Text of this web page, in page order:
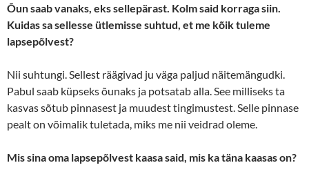
Õun saab vanaks, eks sellepärast. Kolm said korraga siin.
Kuidas sa sellesse ütlemisse suhtud, et me kõik tuleme
lapsepõlvest?
Nii suhtungi. Sellest räägivad ju väga paljud näitemängudki.
Pabul saab küpseks õunaks ja potsatab alla. See milliseks ta
kasvas sõtub pinnasest ja muudest tingimustest. Selle pinnase
pealt on võimalik tuletada, miks me nii veidrad oleme.
Mis sina oma lapsepõlvest kaasa said, mis ka täna kaasas on?